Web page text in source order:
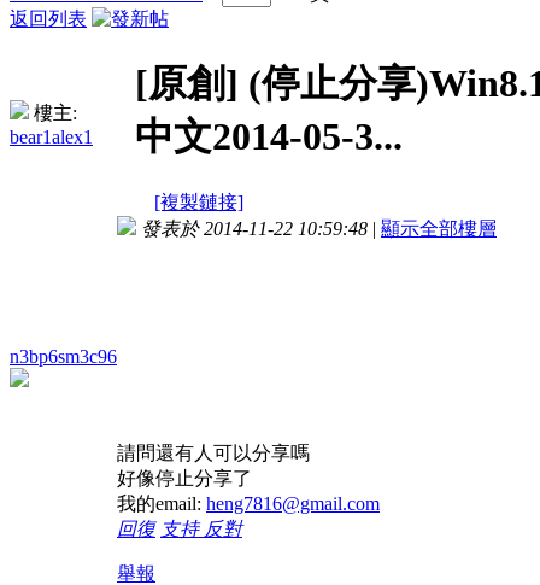
返回列表
樓主:
bear1alex1
[原創] (停止分享
中文2014-05-3...
[複製鏈接]
n3bp6sm3c96
發表於 2014-11-22 10:59:48 | 顯示全部樓層
請問還有人可以分享嗎
好像停止分享了
我的email: heng7816@gmail.com
回復 支持 反對
舉報